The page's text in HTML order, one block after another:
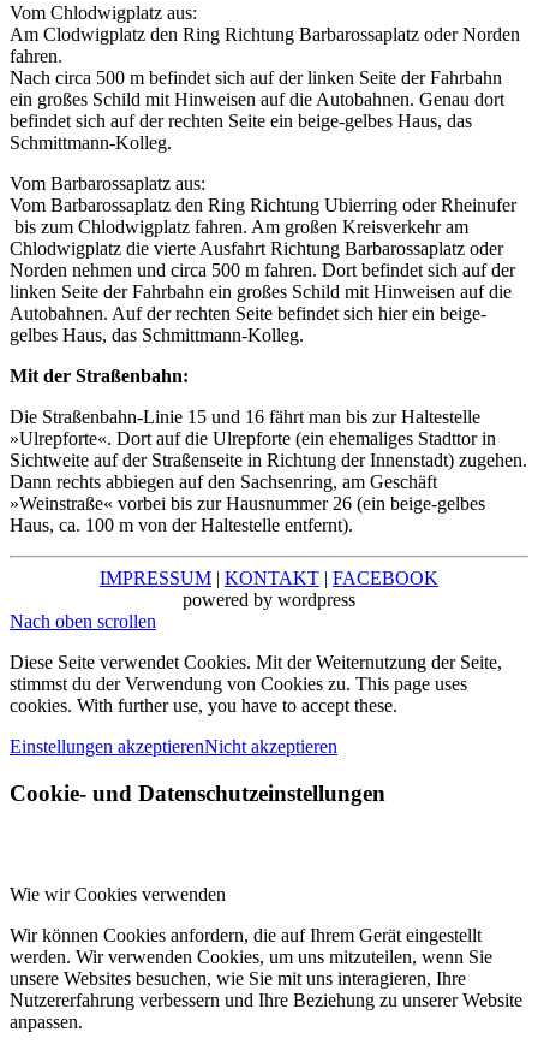
Vom Chlodwigplatz aus:
Am Clodwigplatz den Ring Richtung Barbarossaplatz oder Norden
fahren.
Nach circa 500 m befindet sich auf der linken Seite der Fahrbahn
ein großes Schild mit Hinweisen auf die Autobahnen. Genau dort
befindet sich auf der rechten Seite ein beige-gelbes Haus, das
Schmittmann-Kolleg.
Vom Barbarossaplatz aus:
Vom Barbarossaplatz den Ring Richtung Ubierring oder Rheinufer
bis zum Chlodwigplatz fahren. Am großen Kreisverkehr am
Chlodwigplatz die vierte Ausfahrt Richtung Barbarossaplatz oder
Norden nehmen und circa 500 m fahren. Dort befindet sich auf der
linken Seite der Fahrbahn ein großes Schild mit Hinweisen auf die
Autobahnen. Auf der rechten Seite befindet sich hier ein beige-
gelbes Haus, das Schmittmann-Kolleg.
Mit der Straßenbahn:
Die Straßenbahn-Linie 15 und 16 fährt man bis zur Haltestelle
»Ulrepforte«. Dort auf die Ulrepforte (ein ehemaliges Stadttor in
Sichtweite auf der Straßenseite in Richtung der Innenstadt) zugehen.
Dann rechts abbiegen auf den Sachsenring, am Geschäft
»Weinstraße« vorbei bis zur Hausnummer 26 (ein beige-gelbes
Haus, ca. 100 m von der Haltestelle entfernt).
IMPRESSUM | KONTAKT | FACEBOOK
powered by wordpress
Nach oben scrollen
Diese Seite verwendet Cookies. Mit der Weiternutzung der Seite,
stimmst du der Verwendung von Cookies zu. This page uses
cookies. With further use, you have to accept these.
Einstellungen akzeptierenNicht akzeptieren
Cookie- und Datenschutzeinstellungen
Wie wir Cookies verwenden
Wir können Cookies anfordern, die auf Ihrem Gerät eingestellt
werden. Wir verwenden Cookies, um uns mitzuteilen, wenn Sie
unsere Websites besuchen, wie Sie mit uns interagieren, Ihre
Nutzererfahrung verbessern und Ihre Beziehung zu unserer Website
anpassen.